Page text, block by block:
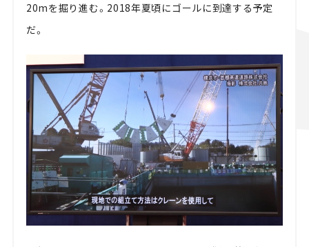
20mを掘り進む。2018年夏頃にゴールに到達する予定
だ。